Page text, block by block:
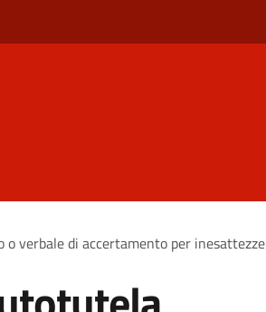
verbale di accertamento per inesattezze